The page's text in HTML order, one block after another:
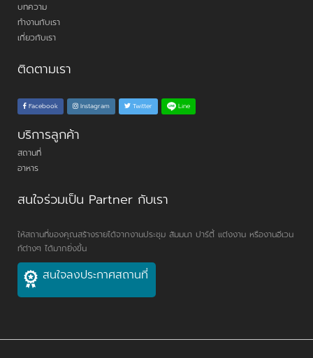
บทความ
ทำงานกับเรา
เกี่ยวกับเรา
ติดตามเรา
Facebook Instagram Twitter Line
บริการลูกค้า
สถานที่
อาหาร
สนใจร่วมเป็น Partner กับเรา
ให้สถานที่ของคุณสร้างรายได้จากงานประชุม สัมมนา ปาร์ตี้ แต่งงาน หรืองานอีเวน
ท์ต่างๆ ได้มากยิ่งขึ้น
สนใจลงประกาศสถานที่